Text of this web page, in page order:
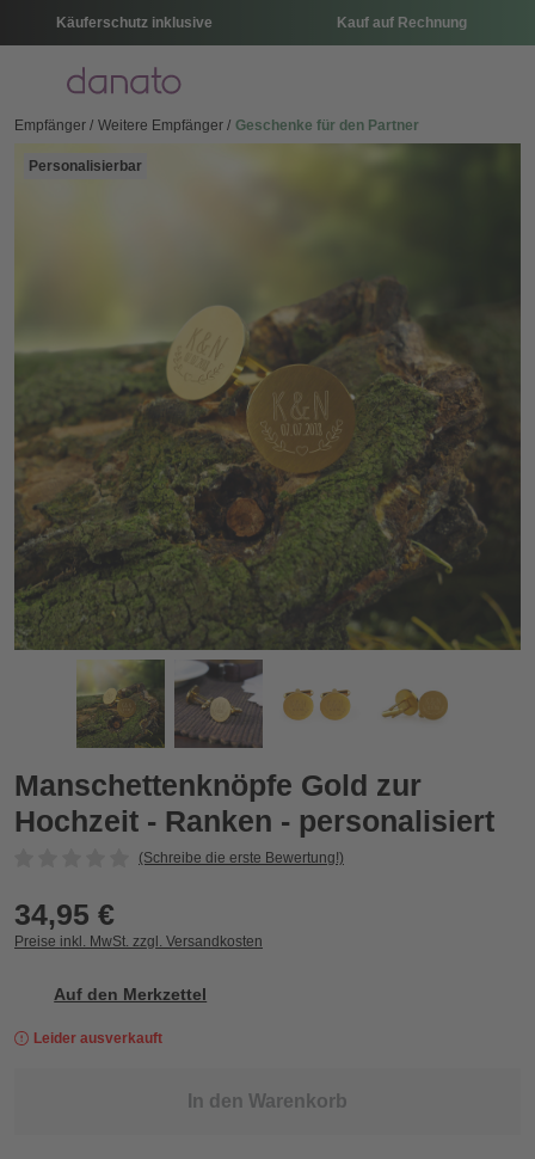
Käuferschutz inklusive Kauf auf Rechnung
Menü
Empfänger Weitere Empfänger Geschenke für den Partner
Personalisierbar
Manschettenknöpfe Gold zur Hochzeit - Ranken -
Zurück
Manschettenknöpfe Gold zur
Hochzeit - Ranken - personalisiert
(Schreibe die erste Bewertung!)
34,95 €
Preise inkl. MwSt. zzgl. Versandkosten
Auf den Merkzettel
Leider ausverkauft
In den Warenkorb